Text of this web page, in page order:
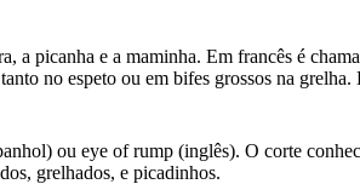
a picanha e a maminha. Em francês é
no espeto ou em bifes grossos na
ou eye of rump (inglês). O corte
grelhados, e picadinhos.